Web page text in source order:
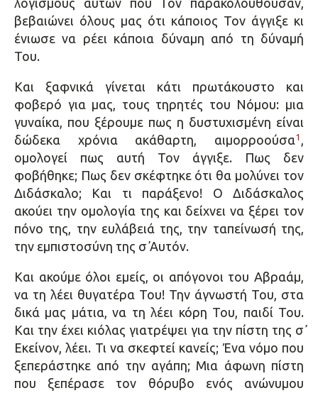
λογισμούς αυτών που Τον παρακολουθούσαν,
βεβαιώνει όλους μας ότι κάποιος Τον άγγιξε κι
ένιωσε να ρέει κάποια δύναμη από τη δύναμή
Του.
Και ξαφνικά γίνεται κάτι πρωτάκουστο και
φοβερό για μας, τους τηρητές του Νόμου: μια
γυναίκα, που ξέρουμε πως η δυστυχισμένη είναι
δώδεκα χρόνια ακάθαρτη, αιμορροούσα1 ,
ομολογεί πως αυτή Τον άγγιξε. Πως δεν
φοβήθηκε; Πως δεν σκέφτηκε ότι θα μολύνει τον
Διδάσκαλο; Και τι παράξενο! Ο Διδάσκαλος
ακούει την ομολογία της και δείχνει να ξέρει τον
πόνο της, την ευλάβειά της, την ταπείνωσή της,
την εμπιστοσύνη της σ᾿ Αυτόν.
Και ακούμε όλοι εμείς, οι απόγονοι του Αβραάμ,
να τη λέει θυγατέρα Του! Την άγνωστή Του, στα
δικά μας μάτια, να τη λέει κόρη Του, παιδί Του.
Και την έχει κιόλας γιατρέψει για την πίστη της σ᾿
Εκείνον, λέει. Τι να σκεφτεί κανείς; Ένα νόμο που
ξεπεράστηκε από την αγάπη; Μια άφωνη πίστη
που ξεπέρασε τον θόρυβο ενός ανώνυμου